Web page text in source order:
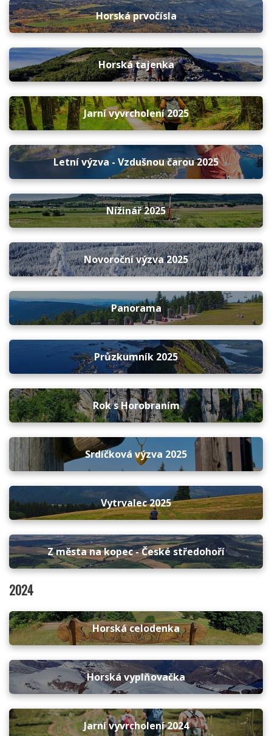
Horská prvočísla
Horská tajenka
Jarní vyvrcholení 2025
Letní výzva - Vzdušnou čarou 2025
Nížinář 2025
Novoroční výzva 2025
Panorama
Průzkumník 2025
Rok s Horobraním
Srdíčková výzva 2025
Vytrvalec 2025
Z města na kopec - České středohoří
2024
Horská celodenka
Horská vyplňovačka
Jarní vyvrcholení 2024